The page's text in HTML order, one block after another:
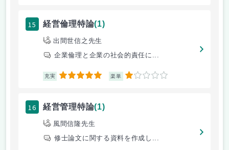
15 経営倫理特論(1)
出間世信之先生
企業倫理と企業の社会的責任に...
充実 5 楽単 1
16 経営管理特論(1)
風間信隆先生
修士論文に関する資料を作成し...